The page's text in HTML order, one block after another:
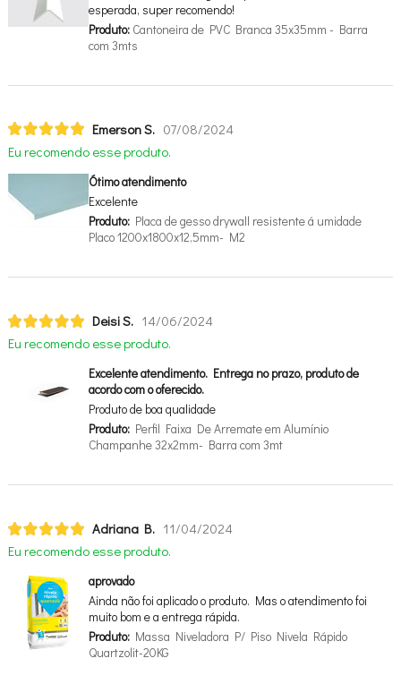
esperada, super recomendo!
Produto:Cantoneira de PVC Branca 35x35mm - Barra
com 3mts
Emerson S. 07/08/2024
Eu recomendo esse produto.
Ótimo atendimento
Excelente
Produto:Placa de gesso drywall resistente á umidade
Placo 1200x1800x12,5mm- M2
Deisi S. 14/06/2024
Eu recomendo esse produto.
Excelente atendimento. Entrega no prazo, produto de
acordo com o oferecido.
Produto de boa qualidade
Produto:Perfil Faixa De Arremate em Alumínio
Champanhe 32x2mm- Barra com 3mt
Adriana B. 11/04/2024
Eu recomendo esse produto.
aprovado
Ainda não foi aplicado o produto. Mas o atendimento foi
muito bom e a entrega rápida.
Produto:Massa Niveladora P/ Piso Nivela Rápido
Quartzolit-20KG